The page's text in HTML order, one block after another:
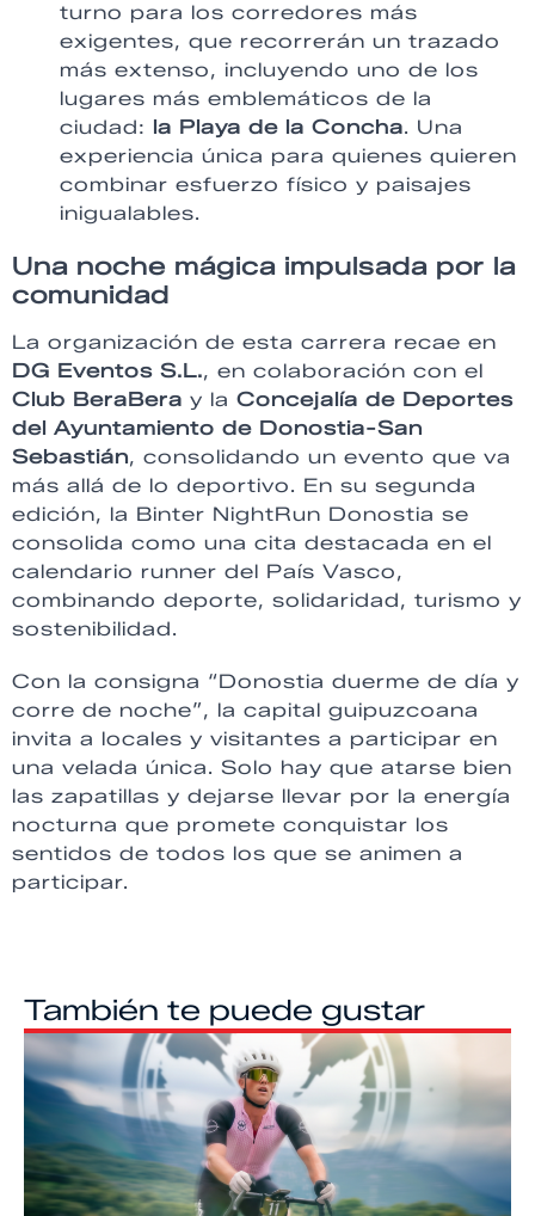
turno para los corredores más
exigentes, que recorrerán un trazado
más extenso, incluyendo uno de los
lugares más emblemáticos de la
ciudad:
la Playa de la Concha. Una
experiencia única para quienes quieren
combinar esfuerzo físico y paisajes
inigualables.
Una noche mágica impulsada por la
comunidad
La organización de esta carrera recae en
DG Eventos S.L., en colaboración con el
Club BeraBera y la Concejalía de Deportes
del Ayuntamiento de Donostia-San
Sebastián, consolidando un evento que va
más allá de lo deportivo. En su segunda
edición, la Binter NightRun Donostia se
consolida como una cita destacada en el
calendario runner del País Vasco,
combinando deporte, solidaridad, turismo y
sostenibilidad.
Con la consigna “Donostia duerme de día y
corre de noche”, la capital guipuzcoana
invita a locales y visitantes a participar en
una velada única. Solo hay que atarse bien
las zapatillas y dejarse llevar por la energía
nocturna que promete conquistar los
sentidos de todos los que se animen a
participar.
También te puede gustar